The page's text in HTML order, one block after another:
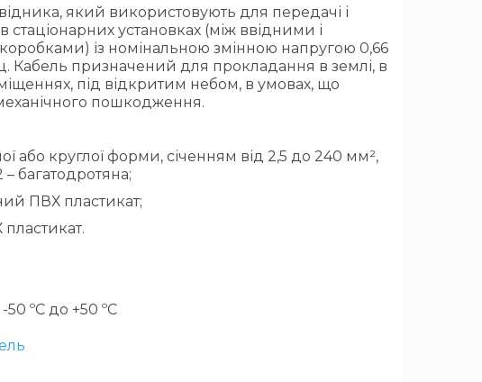
який використовують для передачі і
стаціонарних установках (між ввідними і
із номінальною змінною напругою 0,66
Кабель призначений для прокладання в землі, в
під відкритим небом, в умовах, що
пошкодження.
або круглої форми, січенням від 2,5 до 240 мм²,
багатодротяна;
ПВХ пластикат;
50 ºС до +50 ºС